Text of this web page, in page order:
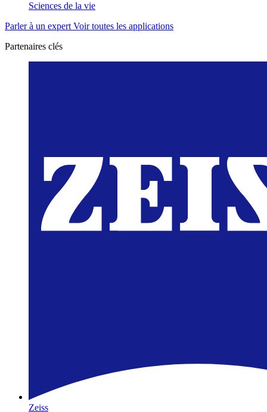
Sciences de la vie
Parler à un expert Voir toutes les applications
Partenaires clés
Zeiss